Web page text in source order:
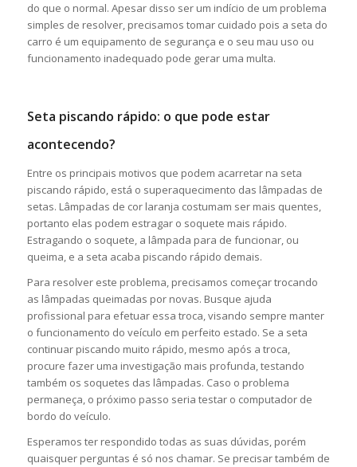
do que o normal. Apesar disso ser um indício de um problema
simples de resolver, precisamos tomar cuidado pois a seta do
carro é um equipamento de segurança e o seu mau uso ou
funcionamento inadequado pode gerar uma multa.
Seta piscando rápido: o que pode estar
acontecendo?
Entre os principais motivos que podem acarretar na seta
piscando rápido, está o superaquecimento das lâmpadas de
setas. Lâmpadas de cor laranja costumam ser mais quentes,
portanto elas podem estragar o soquete mais rápido.
Estragando o soquete, a lâmpada para de funcionar, ou
queima, e a seta acaba piscando rápido demais.
Para resolver este problema, precisamos começar trocando
as lâmpadas queimadas por novas. Busque ajuda
profissional para efetuar essa troca, visando sempre manter
o funcionamento do veículo em perfeito estado. Se a seta
continuar piscando muito rápido, mesmo após a troca,
procure fazer uma investigação mais profunda, testando
também os soquetes das lâmpadas. Caso o problema
permaneça, o próximo passo seria testar o computador de
bordo do veículo.
Esperamos ter respondido todas as suas dúvidas, porém
quaisquer perguntas é só nos chamar. Se precisar também de